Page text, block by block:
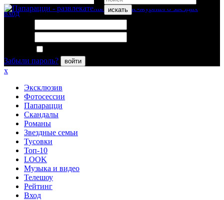
искать
вход
Забыли пароль?
войти
x
Эксклюзив
Фотосессии
Папарацци
Скандалы
Романы
Звездные семьи
Тусовки
Топ-10
LOOK
Музыка и видео
Телешоу
Рейтинг
Вход